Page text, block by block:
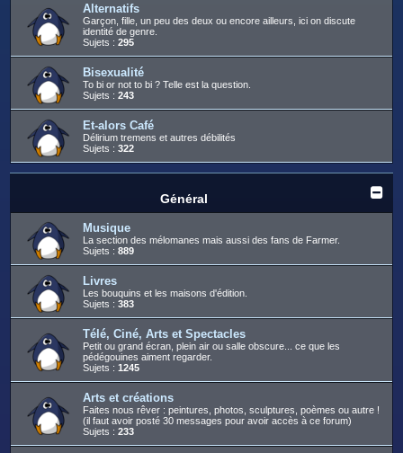
Alternatifs
Garçon, fille, un peu des deux ou encore ailleurs, ici on discute
identité de genre.
Sujets : 295
Bisexualité
To bi or not to bi ? Telle est la question.
Sujets : 243
Et-alors Café
Délirium tremens et autres débilités
Sujets : 322
Général
Musique
La section des mélomanes mais aussi des fans de Farmer.
Sujets : 889
Livres
Les bouquins et les maisons d'édition.
Sujets : 383
Télé, Ciné, Arts et Spectacles
Petit ou grand écran, plein air ou salle obscure... ce que les
pédégouines aiment regarder.
Sujets : 1245
Arts et créations
Faites nous rêver : peintures, photos, sculptures, poèmes ou autre !
(il faut avoir posté 30 messages pour avoir accès à ce forum)
Sujets : 233